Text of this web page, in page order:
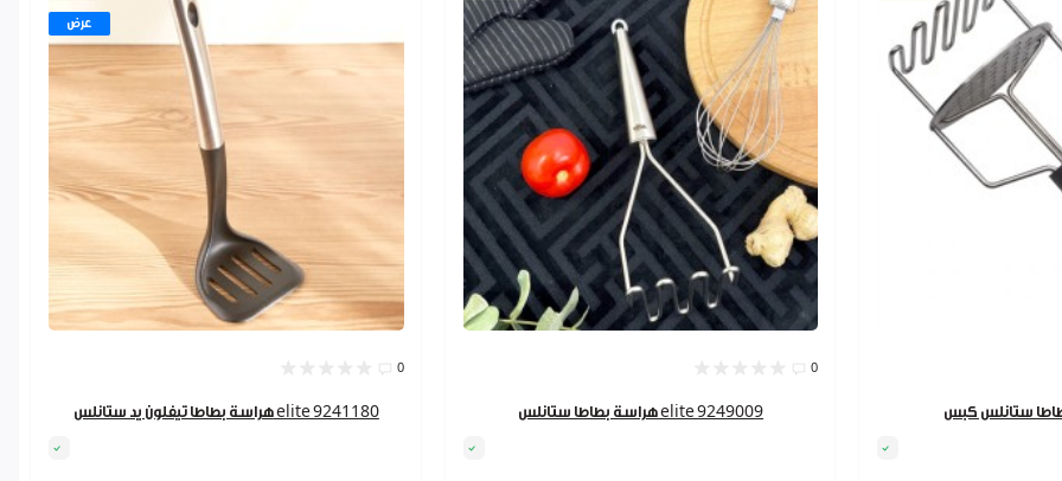
عرض
0
هراسة بطاطا تيفلون يد ستانلس elite 9241180
0
هراسة بطاطا ستانلس elite 9249009